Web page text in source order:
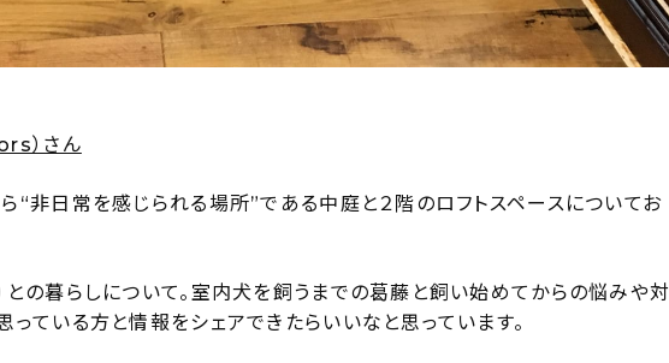
）さん
“非日常を感じられる場所”である中庭と２階のロフトスペースについてお
との暮らしについて。室内犬を飼うまでの葛藤と飼い始めてからの悩みや対
っている方と情報をシェアできたらいいなと思っています。